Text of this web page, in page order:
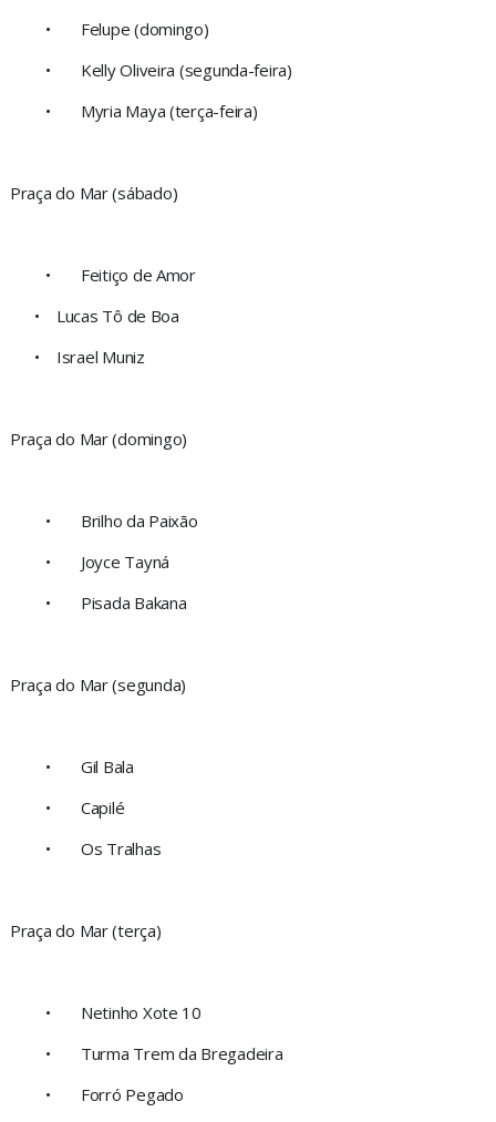
•
Felupe (domingo)
•
Kelly Oliveira (segunda-feira)
•
Myria Maya (terça-feira)
Praça do Mar (sábado)
•
Feitiço de Amor
• Lucas Tô de Boa
• Israel Muniz
Praça do Mar (domingo)
•
Brilho da Paixão
•
Joyce Tayná
•
Pisada Bakana
Praça do Mar (segunda)
•
Gil Bala
•
Capilé
•
Os Tralhas
Praça do Mar (terça)
•
Netinho Xote 10
•
Turma Trem da Bregadeira
•
Forró Pegado